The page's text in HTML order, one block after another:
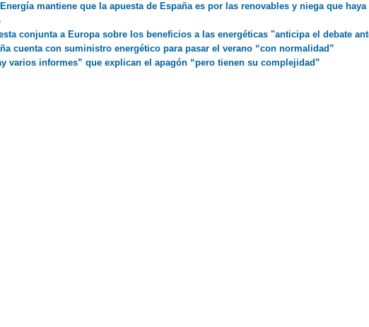
mantiene que la apuesta de España es por las renovables y niega que
conjunta a Europa sobre los beneficios a las energéticas "anticipa el debate
cuenta con suministro energético para pasar el verano “con normalidad”
varios informes” que explican el apagón “pero tienen su complejidad”